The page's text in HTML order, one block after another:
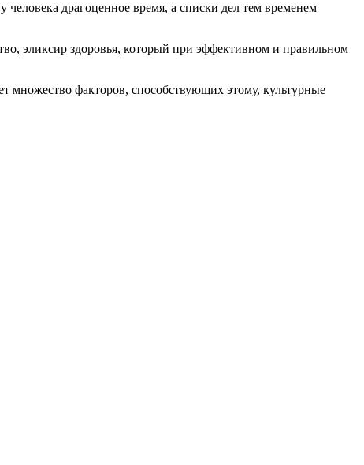
человека драгоценное время, а списки дел тем временем
эликсир здоровья, который при эффективном и правильном
множество факторов, способствующих этому, культурные